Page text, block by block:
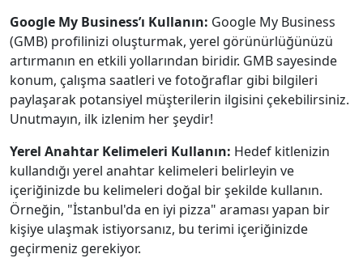
Google My Business’ı Kullanın: Google My Business
(GMB) profilinizi oluşturmak, yerel görünürlüğünüzü
artırmanın en etkili yollarından biridir. GMB sayesinde
konum, çalışma saatleri ve fotoğraflar gibi bilgileri
paylaşarak potansiyel müşterilerin ilgisini çekebilirsiniz.
Unutmayın, ilk izlenim her şeydir!
Yerel Anahtar Kelimeleri Kullanın: Hedef kitlenizin
kullandığı yerel anahtar kelimeleri belirleyin ve
içeriğinizde bu kelimeleri doğal bir şekilde kullanın.
Örneğin, "İstanbul'da en iyi pizza" araması yapan bir
kişiye ulaşmak istiyorsanız, bu terimi içeriğinizde
geçirmeniz gerekiyor.